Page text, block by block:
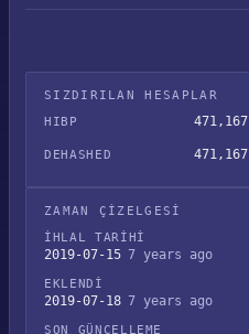
SIZDIRILAN HESAPLAR
HIBP
471,167
DEHASHED 471,167
ZAMAN ÇIZELGESI
İHLAL TARIHI
2019-07-15 7 years ago
EKLENDI
2019-07-18 7 years ago
SON GÜNCELLEME